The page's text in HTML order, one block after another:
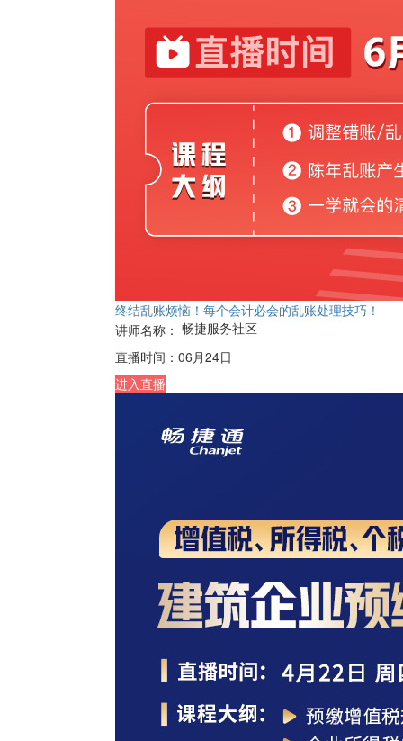
终结乱账烦恼！每个会计必会的乱账处理技巧！
讲师名称： 畅捷服务社区
直播时间： 06月24日
进入直播